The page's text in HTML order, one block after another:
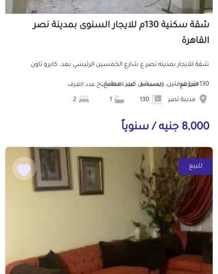
شقة سكنية 130م للايجار السنوى بمدينة نصر
القاهرة
شقة للايجار بمدينه نصر ع شارع الخمسين الرئيسي بعد. كايرو تاون
130متر( غرفتين، ريسبشن كبير ، مطبخ، ح... الموقع
مدينة نصر
المساحة عدد الحمامات عدد الغرف
8,000 جنيه / سنوياً
للبيع